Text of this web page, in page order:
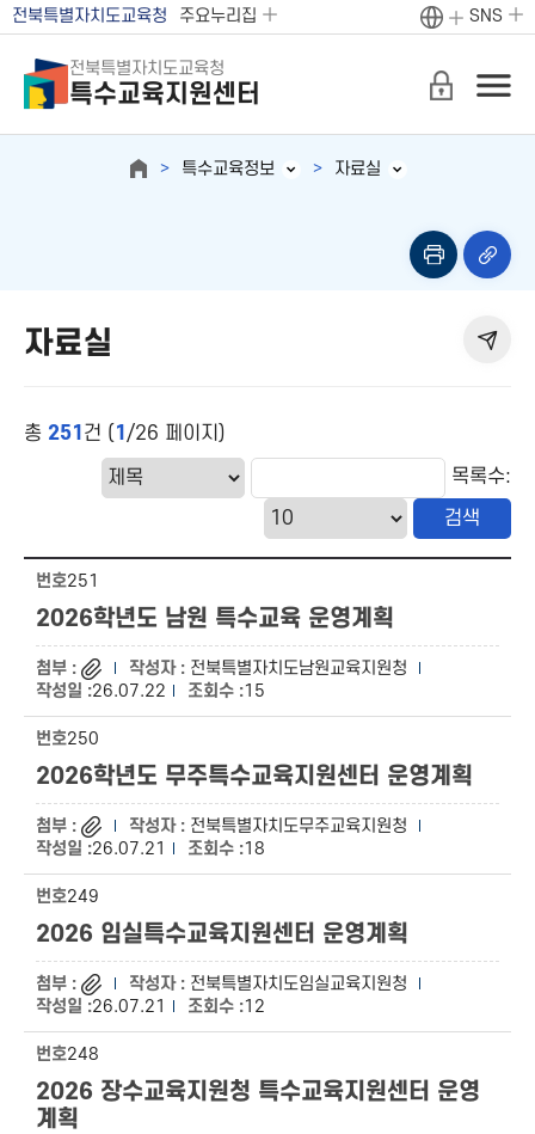
전북특별자치도교육청 주요누리집 SNS
전북특별자치도교육청
특수교육지원센터
특수교육정보 자료실
자료실
총 251 건 ( 1 /26 페이지)
목록수:
251
2026학년도 남원 특수교육 운영계획
전북특별자치도남원교육지원청
26.07.22
15
250
2026학년도 무주특수교육지원센터 운영계획
전북특별자치도무주교육지원청
26.07.21
18
249
2026 임실특수교육지원센터 운영계획
전북특별자치도임실교육지원청
26.07.21
12
248
2026 장수교육지원청 특수교육지원센터 운영
계획